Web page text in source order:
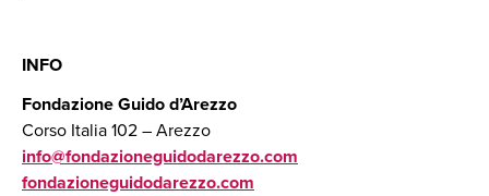
INFO
Fondazione Guido d’Arezzo
Corso Italia 102 – Arezzo
info@fondazioneguidodarezzo.com
fondazioneguidodarezzo.com